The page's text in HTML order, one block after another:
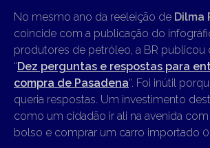
No mesmo ano da reeleição de Dilma
coincide com a publicação do
produtores de petróleo, a BR
“Dez perguntas e respostas para
compra de Pasadena“. Foi inútil
queria respostas. Um investimento
como um cidadão ir ali na avenida
bolso e comprar um carro importado